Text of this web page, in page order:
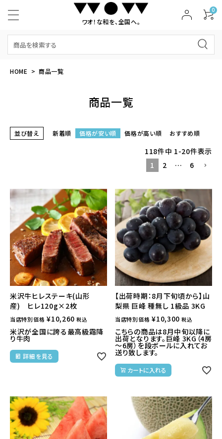
ワオ！な和を、全国へ。
0
HOME 商品一覧
商品一覧
並び替え 新着順 価格が安い順 価格が高い順 おすすめ順
118件中 1-20件表示
1
2 … 6
米沢牛ヒレステーキ(山形
産) ヒレ120g×2枚
当店特別価格 ¥10,260 税込
米沢が全国に誇る最高級霜降
り牛肉
詳細を見る
【出荷時期：8月下旬頃から】山
梨県 巨峰 種無し 1級品 3KG
当店特別価格 ¥10,300 税込
こちらの商品は8月中旬以降に
出荷となります。巨峰 3KG（4房
～6房）を段ボールに入れてお
送り致します。
カートに入れる